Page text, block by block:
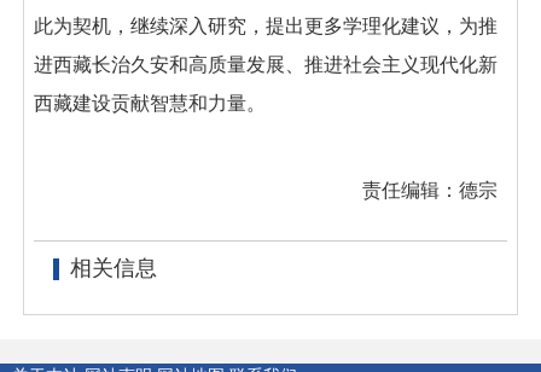
此为契机，继续深入研究，提出更多学理化建议，为推
进西藏长治久安和高质量发展、推进社会主义现代化新
西藏建设贡献智慧和力量。
责任编辑：德宗
相关信息